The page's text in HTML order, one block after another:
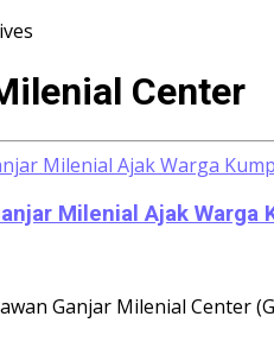
Center
Milenial Ajak
Ganjar Milenial